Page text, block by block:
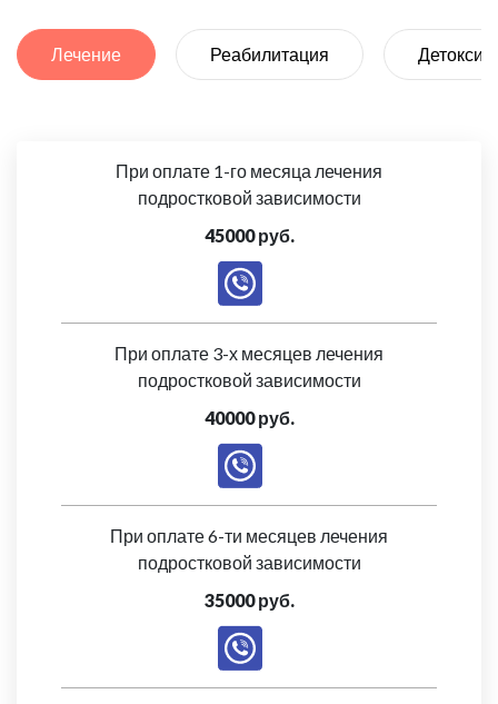
Лечение Реабилитация
При оплате 1-го месяца лечения
подростковой зависимости
45000 руб.
При оплате 3-х месяцев лечения
подростковой зависимости
40000 руб.
При оплате 6-ти месяцев лечения
подростковой зависимости
35000 руб.